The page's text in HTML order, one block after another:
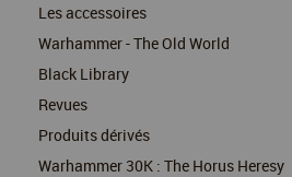
Les accessoires
Warhammer - The Old World
Black Library
Revues
Produits dérivés
Warhammer 30K : The Horus Heresy